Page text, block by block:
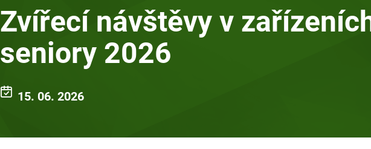
Zvířecí návštěvy v
seniory 2026
15. 06. 2026